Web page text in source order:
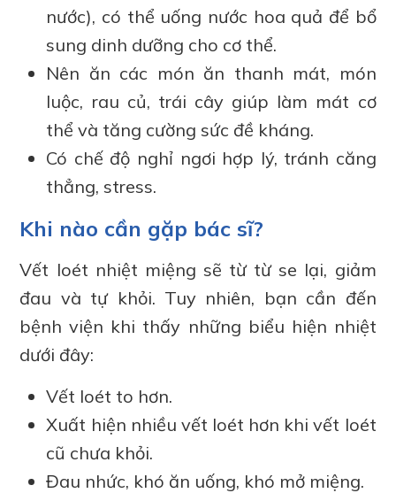
nước), có thể uống nước hoa quả để bổ
sung dinh dưỡng cho cơ thể.
Nên ăn các món ăn thanh mát, món
luộc, rau củ, trái cây giúp làm mát cơ
thể và tăng cường sức đề kháng.
Có chế độ nghỉ ngơi hợp lý, tránh căng
thẳng, stress.
Khi nào cần gặp bác sĩ?
Vết loét nhiệt miệng sẽ từ từ se lại, giảm
đau và tự khỏi. Tuy nhiên, bạn cần đến
bệnh viện khi thấy những biểu hiện nhiệt
dưới đây:
Vết loét to hơn.
Xuất hiện nhiều vết loét hơn khi vết loét
cũ chưa khỏi.
Đau nhức, khó ăn uống, khó mở miệng.